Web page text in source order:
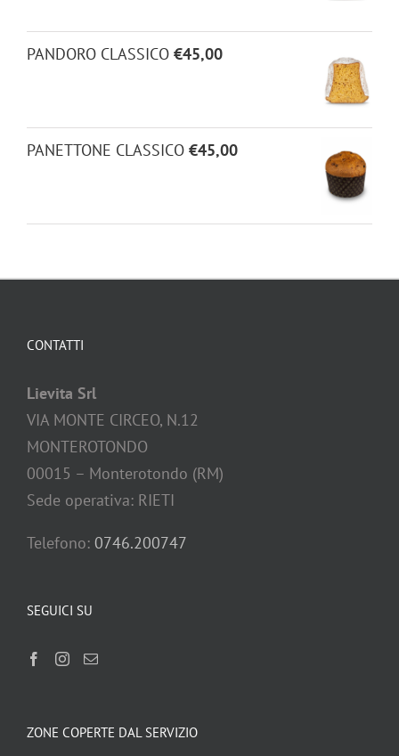
PANDORO CLASSICO €45,00
PANETTONE CLASSICO €45,00
CONTATTI
Lievita Srl
VIA MONTE CIRCEO, N.12
MONTEROTONDO
00015 – Monterotondo (RM)
Sede operativa: RIETI
Telefono: 0746.200747
SEGUICI SU
ZONE COPERTE DAL SERVIZIO